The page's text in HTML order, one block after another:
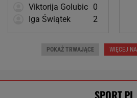
Viktorija Golubic 0
Iga Świątek
2
POKAŻ TRWAJĄCE WIĘCEJ NA
SPORT.PL